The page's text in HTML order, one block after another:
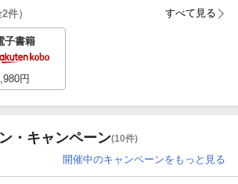
2件） すべて見る
子書籍
円
・キャンペーン(10件)
開催中のキャンペーンをもっと見る